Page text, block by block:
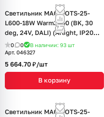
Светильник MAG-DOTS-25-
L600-18W Warm3000 (BK, 30
deg, 24V, DALI) (Arlight, IP20
Металл, 5 лет)
0 0 В наличии: 93 шт
Арт. 046327
5 664.70 ₽/шт
В корзину
Светильник MAG-DOTS-25-